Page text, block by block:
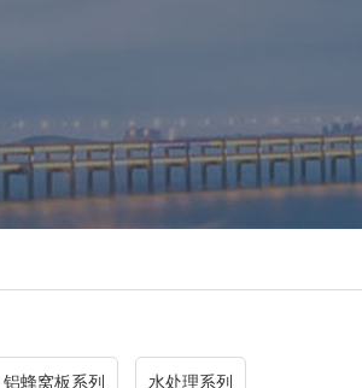
铝蜂窝板系列 水处理系列